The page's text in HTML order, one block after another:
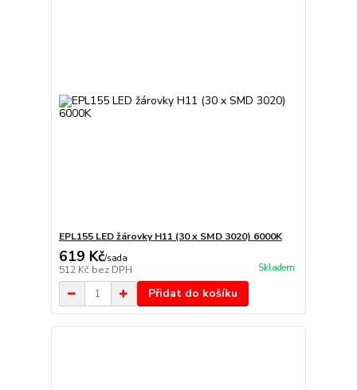
EPL155 LED žárovky H11 (30 x SMD 3020) 6000K
619 Kč/sada
512 Kč bez DPH Skladem
Přidat do košíku